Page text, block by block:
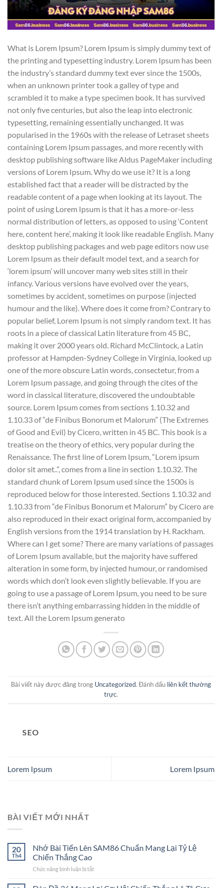
What is Lorem Ipsum? Lorem Ipsum is simply dummy text of
the printing and typesetting industry. Lorem Ipsum has been
the industry’s standard dummy text ever since the 1500s,
when an unknown printer took a galley of type and
scrambled it to make a type specimen book. It has survived
not only five centuries, but also the leap into electronic
typesetting, remaining essentially unchanged. It was
popularised in the 1960s with the release of Letraset sheets
containing Lorem Ipsum passages, and more recently with
desktop publishing software like Aldus PageMaker including
versions of Lorem Ipsum. Why do we use it? It is a long
established fact that a reader will be distracted by the
readable content of a page when looking at its layout. The
point of using Lorem Ipsum is that it has a more-or-less
normal distribution of letters, as opposed to using ‘Content
here, content here’, making it look like readable English. Many
desktop publishing packages and web page editors now use
Lorem Ipsum as their default model text, and a search for
‘lorem ipsum’ will uncover many web sites still in their
infancy. Various versions have evolved over the years,
sometimes by accident, sometimes on purpose (injected
humour and the like). Where does it come from? Contrary to
popular belief, Lorem Ipsum is not simply random text. It has
roots in a piece of classical Latin literature from 45 BC,
making it over 2000 years old. Richard McClintock, a Latin
professor at Hampden-Sydney College in Virginia, looked up
one of the more obscure Latin words, consectetur, from a
Lorem Ipsum passage, and going through the cites of the
word in classical literature, discovered the undoubtable
source. Lorem Ipsum comes from sections 1.10.32 and
1.10.33 of “de Finibus Bonorum et Malorum” (The Extremes
of Good and Evil) by Cicero, written in 45 BC. This book is a
treatise on the theory of ethics, very popular during the
Renaissance. The first line of Lorem Ipsum, “Lorem ipsum
dolor sit amet..”, comes from a line in section 1.10.32. The
standard chunk of Lorem Ipsum used since the 1500s is
reproduced below for those interested. Sections 1.10.32 and
1.10.33 from “de Finibus Bonorum et Malorum” by Cicero are
also reproduced in their exact original form, accompanied by
English versions from the 1914 translation by H. Rackham.
Where can I get some? There are many variations of passages
of Lorem Ipsum available, but the majority have suffered
alteration in some form, by injected humour, or randomised
words which don’t look even slightly believable. If you are
going to use a passage of Lorem Ipsum, you need to be sure
there isn’t anything embarrassing hidden in the middle of
text. All the Lorem Ipsum generato
Bài viết này được đăng trong Uncategorized. Đánh dấu liên kết thường
trực.
SEO
Lorem Ipsum Lorem Ipsum
BÀI VIẾT MỚI NHẤT
20
Th4
Nhớ Bài Tiến Lên SAM86 Chuẩn Mang Lại Tỷ Lệ
Chiến Thắng Cao
Chức năng bình luận bị tắt
Bài